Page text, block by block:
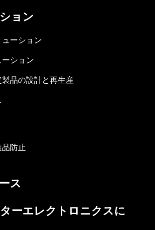
ョン
ーション
ション
製品の設計と再生産
防止
ス
ーエレクトロニクスに